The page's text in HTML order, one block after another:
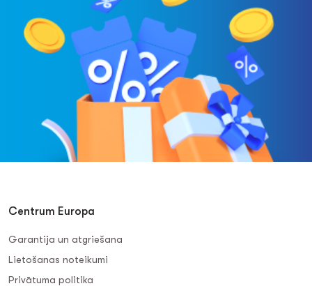
Centrum Europa
Garantija un atgriešana
Lietošanas noteikumi
Privātuma politika